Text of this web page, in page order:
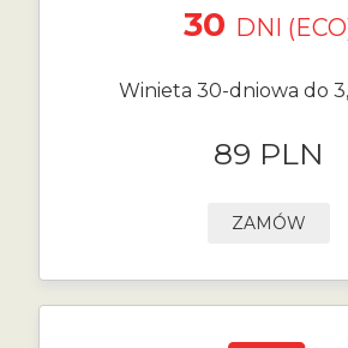
30 DNI
Winieta 30-dniowa do
89 PLN
ZAMÓW